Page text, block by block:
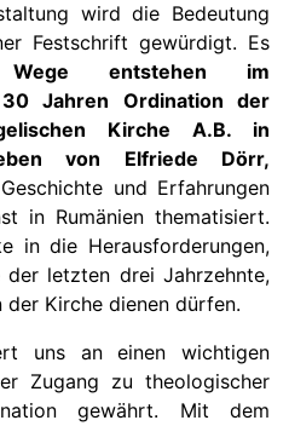
wird die Bedeutung
Festschrift gewürdigt. Es
Wege entstehen im
Jahren Ordination der
Kirche A.B. in
von Elfriede Dörr,
und Erfahrungen
in Rumänien thematisiert.
in die Herausforderungen,
der letzten drei Jahrzehnte,
Kirche dienen dürfen.
uns an einen wichtigen
Zugang zu theologischer
gewährt. Mit dem